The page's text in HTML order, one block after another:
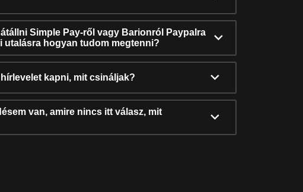
Simple Pay-ről vagy Barionról Paypalra
utalásra hogyan tudom megtenni?
kapni, mit csináljak?
van, amire nincs itt válasz, mit